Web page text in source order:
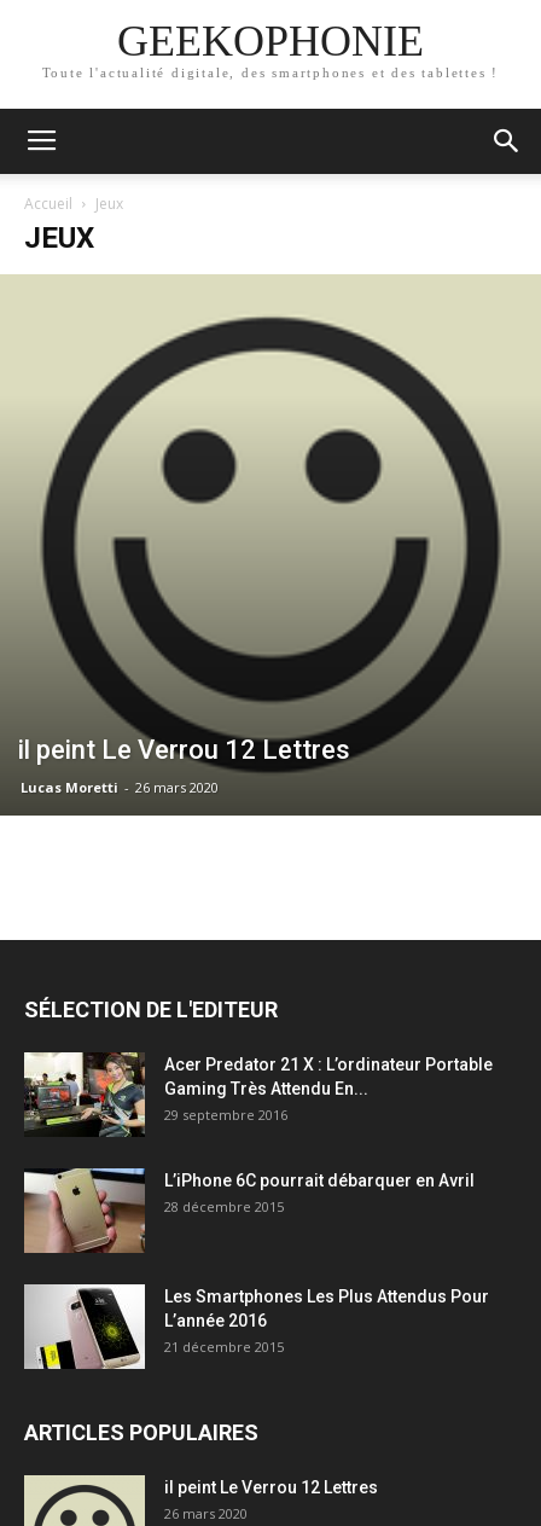
GEEKOPHONIE
Toute l'actualité digitale, des smartphones et des tablettes !
Accueil Jeux
JEUX
il peint Le Verrou 12 Lettres
Lucas Moretti - 26 mars 2020
SÉLECTION DE L'EDITEUR
Acer Predator 21 X : L’ordinateur Portable
Gaming Très Attendu En...
29 septembre 2016
L’iPhone 6C pourrait débarquer en Avril
28 décembre 2015
Les Smartphones Les Plus Attendus Pour
L’année 2016
21 décembre 2015
ARTICLES POPULAIRES
il peint Le Verrou 12 Lettres
26 mars 2020